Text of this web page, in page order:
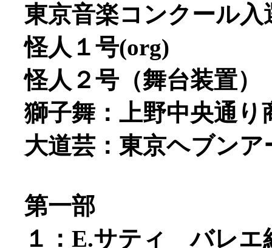
東京音楽コンクール
怪人１号(org)
怪人２号（舞台装置）
獅子舞：上野中央通り
大道芸：東京ヘブン
第一部
１：E.サティ バレエ